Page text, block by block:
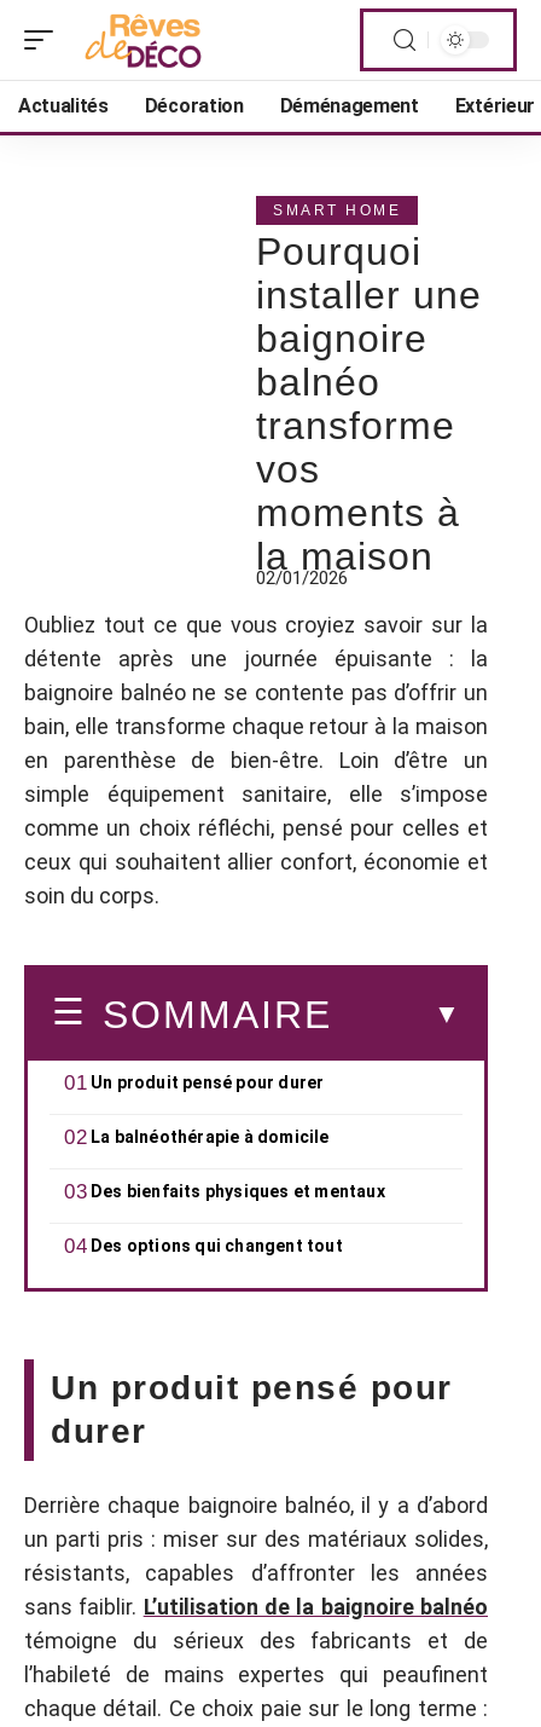
Actualités Décoration Déménagement Extérieur
SMART HOME
Pourquoi
installer une
baignoire
balnéo
transforme
vos
moments à
la maison
02/01/2026
Oubliez tout ce que vous croyiez savoir sur la
détente après une journée épuisante : la
baignoire balnéo ne se contente pas d’offrir un
bain, elle transforme chaque retour à la maison
en parenthèse de bien-être. Loin d’être un
simple équipement sanitaire, elle s’impose
comme un choix réfléchi, pensé pour celles et
ceux qui souhaitent allier confort, économie et
soin du corps.
SOMMAIRE
Un produit pensé pour durer
La balnéothérapie à domicile
Des bienfaits physiques et mentaux
Des options qui changent tout
Un produit pensé pour
durer
Derrière chaque baignoire balnéo, il y a d’abord
un parti pris : miser sur des matériaux solides,
résistants, capables d’affronter les années
sans faiblir. L’utilisation de la baignoire balnéo
témoigne du sérieux des fabricants et de
l’habileté de mains expertes qui peaufinent
chaque détail. Ce choix paie sur le long terme :